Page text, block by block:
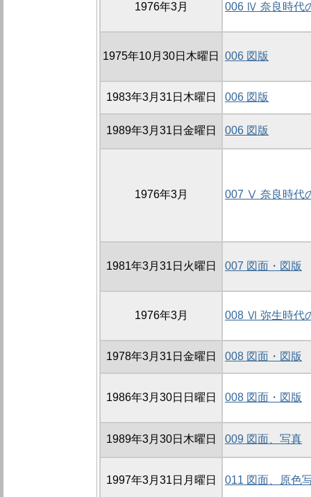
1976年3月 006 Ⅳ 奈良時代
1975年10月30日木曜日 006 図版
1983年3月31日木曜日 006 図版
1989年3月31日金曜日 006 図版
1976年3月 007 Ⅴ 奈良時代
1981年3月31日火曜日 007 図面・図版
1976年3月 008 Ⅵ 弥生時代
1978年3月31日金曜日 008 図面・図版
1986年3月30日日曜日 008 図面・図版
1989年3月30日木曜日 009 図面、写真
1997年3月31日月曜日 011 図面、原色